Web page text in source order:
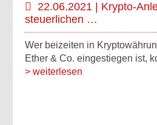
22.06.2021 | Krypto-
steuerlichen …
Wer beizeiten in
Ether & Co. eingestiegen ist,
> weiterlesen